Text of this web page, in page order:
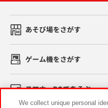
あそび場をさがす
ゲーム機をさがす
スマホ・PCであそぶ
We collect unique personal